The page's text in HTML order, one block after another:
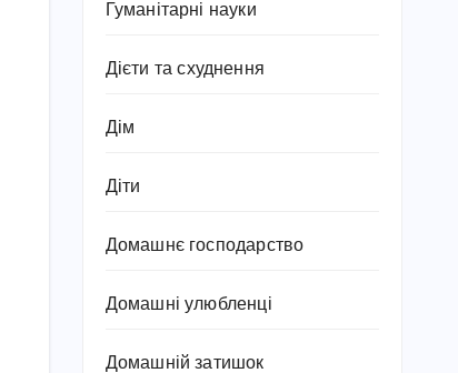
Гуманітарні науки
Дієти та схуднення
Дім
Діти
Домашнє господарство
Домашні улюбленці
Домашній затишок